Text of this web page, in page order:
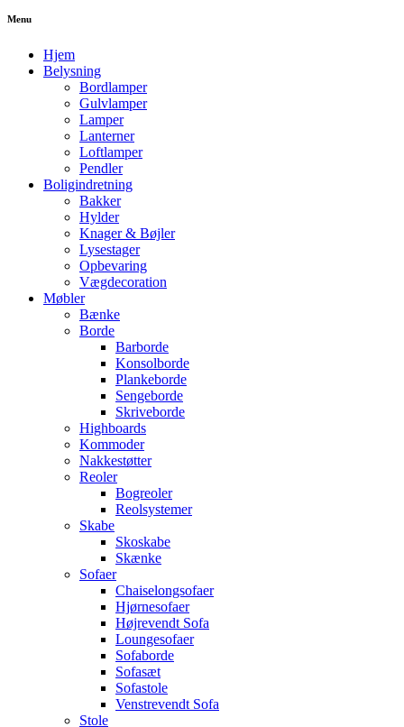
Menu
Hjem
Belysning
Bordlamper
Gulvlamper
Lamper
Lanterner
Loftlamper
Pendler
Boligindretning
Bakker
Hylder
Knager & Bøjler
Lysestager
Opbevaring
Vægdecoration
Møbler
Bænke
Borde
Barborde
Konsolborde
Plankeborde
Sengeborde
Skriveborde
Highboards
Kommoder
Nakkestøtter
Reoler
Bogreoler
Reolsystemer
Skabe
Skoskabe
Skænke
Sofaer
Chaiselongsofaer
Hjørnesofaer
Højrevendt Sofa
Loungesofaer
Sofaborde
Sofasæt
Sofastole
Venstrevendt Sofa
Stole